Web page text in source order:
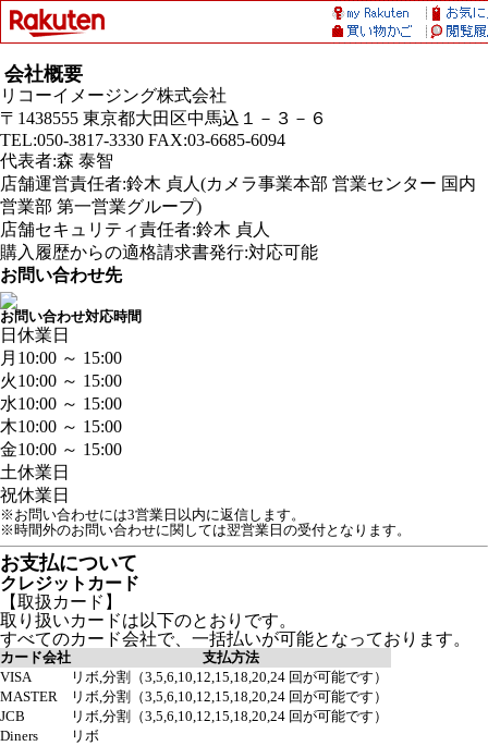
会社概要
リコーイメージング株式会社
〒1438555 東京都大田区中馬込１－３－６
TEL:050-3817-3330 FAX:03-6685-6094
代表者:森 泰智
店舗運営責任者:鈴木 貞人(カメラ事業本部 営業センター 国内
営業部 第一営業グループ)
店舗セキュリティ責任者:鈴木 貞人
購入履歴からの適格請求書発行:対応可能
お問い合わせ先
お問い合わせ対応時間
日 休業日
月 10:00 ～ 15:00
火10:00 ～ 15:00
水10:00 ～ 15:00
木10:00 ～ 15:00
金10:00 ～ 15:00
土休業日
祝休業日
※お問い合わせには3営業日以内に返信します。
※時間外のお問い合わせに関しては翌営業日の受付となります。
お支払について
クレジットカード
【取扱カード】
取り扱いカードは以下のとおりです。
すべてのカード会社で、一括払いが可能となっております。
カード会社
支払方法
VISA
リボ,分割（3,5,6,10,12,15,18,20,24 回が可能です）
MASTER
リボ,分割（3,5,6,10,12,15,18,20,24 回が可能です）
JCB
リボ,分割（3,5,6,10,12,15,18,20,24 回が可能です）
Diners
リボ